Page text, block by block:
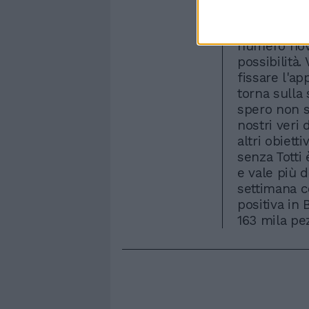
numero
possibilità.
fissare
torna sulla
spero non
nostri veri
altri
senza
e vale più
settimana
positiva in
163 mila